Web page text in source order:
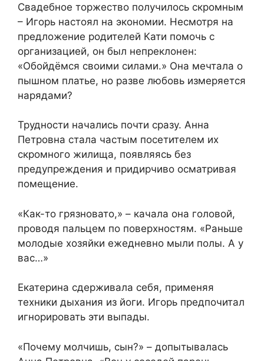
Свадебное торжество получилось скромным
– Игорь настоял на экономии. Несмотря на
предложение родителей Кати помочь с
организацией, он был непреклонен:
«Обойдёмся своими силами.» Она мечтала о
пышном платье, но разве любовь измеряется
нарядами?
Трудности начались почти сразу. Анна
Петровна стала частым посетителем их
скромного жилища, появляясь без
предупреждения и придирчиво осматривая
помещение.
«Как-то грязновато,» – качала она головой,
проводя пальцем по поверхностям. «Раньше
молодые хозяйки ежедневно мыли полы. А у
вас…»
Екатерина сдерживала себя, применяя
техники дыхания из йоги. Игорь предпочитал
игнорировать эти выпады.
«Почему молчишь, сын?» – допытывалась